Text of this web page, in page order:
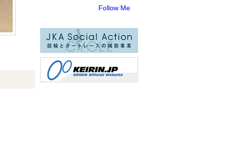
Follow Me